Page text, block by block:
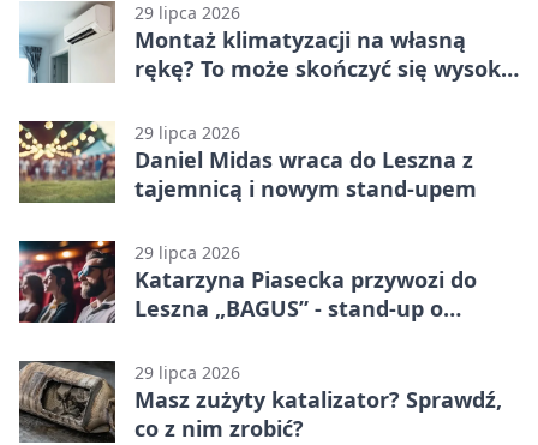
29 lipca 2026
Montaż klimatyzacji na własną
rękę? To może skończyć się wysoką
29 lipca 2026
Daniel Midas wraca do Leszna z
tajemnicą i nowym stand-upem
29 lipca 2026
Katarzyna Piasecka przywozi do
Leszna „BAGUS” - stand-up o
29 lipca 2026
Masz zużyty katalizator? Sprawdź,
co z nim zrobić?